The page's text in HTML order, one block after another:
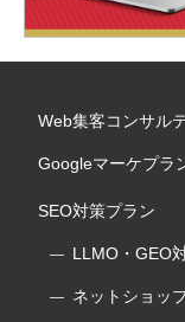
Web集客コンサル
Googleマーケプラ
SEO対策プラン
LLMO・GEO
ネットショッ